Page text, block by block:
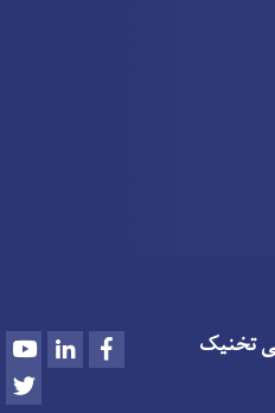
تخنیک YoutubeLinkedIn